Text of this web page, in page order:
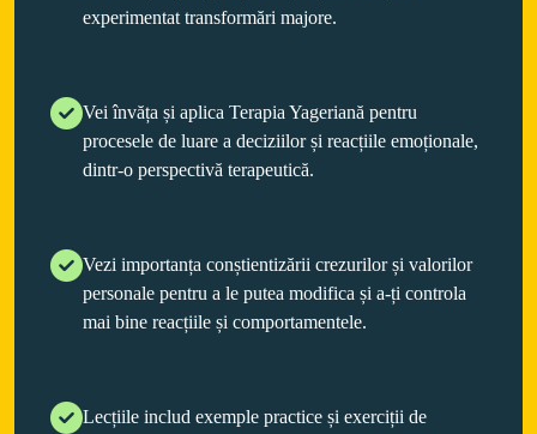
experimentat transformări majore.
Vei învăța și aplica Terapia Yageriană pentru
procesele de luare a deciziilor și reacțiile emoționale,
dintr-o perspectivă terapeutică.
Vezi importanța conștientizării crezurilor și valorilor
personale pentru a le putea modifica și a-ți controla
mai bine reacțiile și comportamentele.
Lecțiile includ exemple practice și exerciții de